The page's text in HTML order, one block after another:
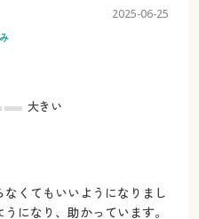
2025-06-25
大きい
くてもいいようになりまし
になり、助かっています。